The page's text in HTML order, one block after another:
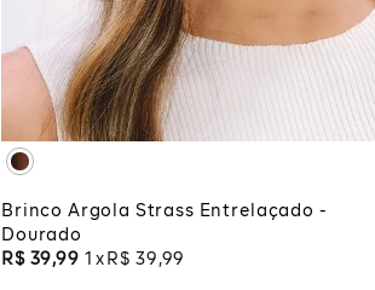
UNICO
ADICIONAR À SACOLA
Brinco Argola Strass Entrelaçado -
Dourado
R$ 39,99 1 R$ 39 ,99